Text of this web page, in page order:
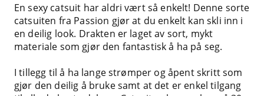
En sexy catsuit har aldri vært så enkelt! Denne sorte
catsuiten fra Passion gjør at du enkelt kan skli inn i
en deilig look. Drakten er laget av sort, mykt
materiale som gjør den fantastisk å ha på seg.
I tillegg til å ha lange strømper og åpent skritt som
gjør den deilig å bruke samt at det er enkel tilgang